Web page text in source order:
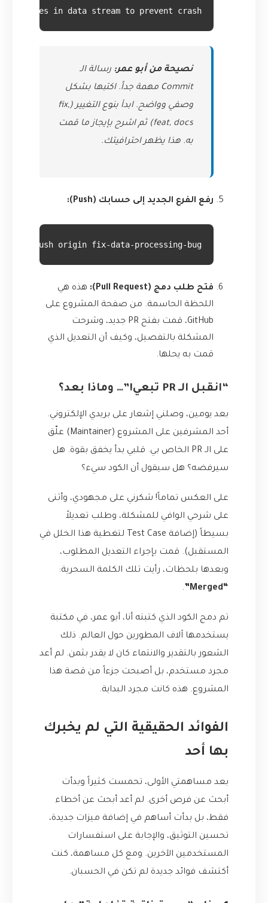
values in data stream to prevent crash"
نصيحة من أبو عمر: رسالة الـ
Commit مهمة جداً. اكتبها بشكل
وصفي وواضح. ابدأ بنوع التغيير (fix,
feat, docs) ثم اشرح بإيجاز ما قمت
به. هذا يظهر احترافيتك.
رفع الفرع الجديد إلى حسابك (Push):
git push origin fix-data-processing-bug
فتح طلب دمج (Pull Request):
هذه هي
اللحظة الحاسمة. من صفحة المشروع على
GitHub، قمت بفتح PR جديد، وشرحت
المشكلة بالتفصيل، وكيف أن التعديل الذي
قمت به يحلها.
“انقبل الـ PR تبعي!”… وماذا بعد؟
بعد يومين، وصلني إشعار على بريدي الإلكتروني.
أحد المشرفين على المشروع (Maintainer) علّق
على الـ PR الخاص بي. قلبي بدأ يخفق بقوة. هل
سيرفضه؟ هل سيقول أن الكود سيء؟
على العكس تماماً! شكرني على مجهودي، وأثنى
على شرحي الوافي للمشكلة، وطلب تعديلاً
بسيطاً (إضافة Test Case لتغطية هذا الخلل في
المستقبل). قمت بإجراء التعديل المطلوب،
وبعدها بلحظات، رأيت تلك الكلمة السحرية:
“Merged”
.
تم دمج الكود الذي كتبته أنا، أبو عمر، في مكتبة
يستخدمها آلاف المطورين حول العالم. ذلك
الشعور بالتقدير والانتماء كان لا يقدر بثمن. لم أعد
مجرد مستخدم، بل أصبحت جزءاً من قصة هذا
المشروع. هذه كانت مجرد البداية.
الفوائد الحقيقية التي لم يخبرك
بها أحد
بعد مساهمتي الأولى، تحمست كثيراً وبدأت
أبحث عن فرص أخرى. لم أعد أبحث عن أخطاء
فقط، بل بدأت أساهم في إضافة ميزات جديدة،
تحسين التوثيق، والإجابة على استفسارات
المستخدمين الآخرين. ومع كل مساهمة، كنت
أكتشف فوائد جديدة لم تكن في الحسبان.